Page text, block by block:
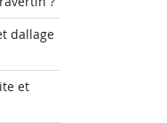
dallage
et